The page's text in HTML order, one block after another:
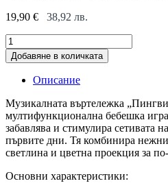
19,90 € 38,92 лв.
Въртележка
Пингвин
син
Moni
quantity
Добавяне в количката
Описание
Музикалната въртележка
мултифункционална бебешка
забавлява и стимулира сетивата
първите дни. Тя комбинира
светлина и цветна проекция за
Основни характеристики: